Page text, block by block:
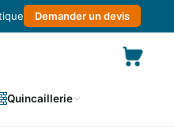
Demander un devis
Quincaillerie